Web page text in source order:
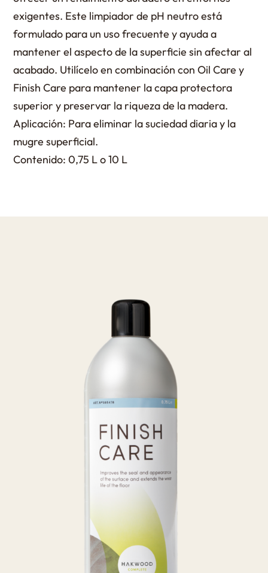
exigentes. Este limpiador de pH neutro está
formulado para un uso frecuente y ayuda a
mantener el aspecto de la superficie sin afectar al
acabado. Utilícelo en combinación con Oil Care y
Finish Care para mantener la capa protectora
superior y preservar la riqueza de la madera.
Aplicación: Para eliminar la suciedad diaria y la
mugre superficial.
Contenido: 0,75 L o 10 L